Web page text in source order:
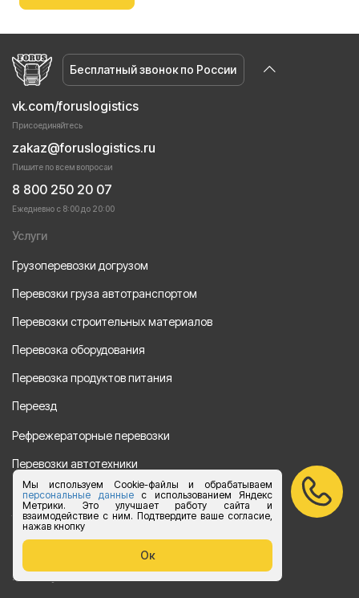
Мы используем Cookie-файлы и обрабатываем
персональные данныес использованием Яндекс
Метрики. Это улучшает работу сайта и
взаимодействие с ним. Подтвердите ваше согласие,
нажав кнопку
Ок
Бесплатный звонок по России
vk.com/foruslogistics
Присоединяйтесь
zakaz@foruslogistics.ru
Пишите по всем вопросаи
8 800 250 20 07
Ежедневно с 8:00 до 20:00
Услуги
Грузоперевозки догрузом
Перевозки груза автотранспортом
Перевозки строительных материалов
Перевозка оборудования
Перевозка продуктов питания
Переезд
Рефрежераторные перевозки
Перевозки автотехники
Перевозка алкогольной продукции
Упаковка груза
Наши направления
Клиенту